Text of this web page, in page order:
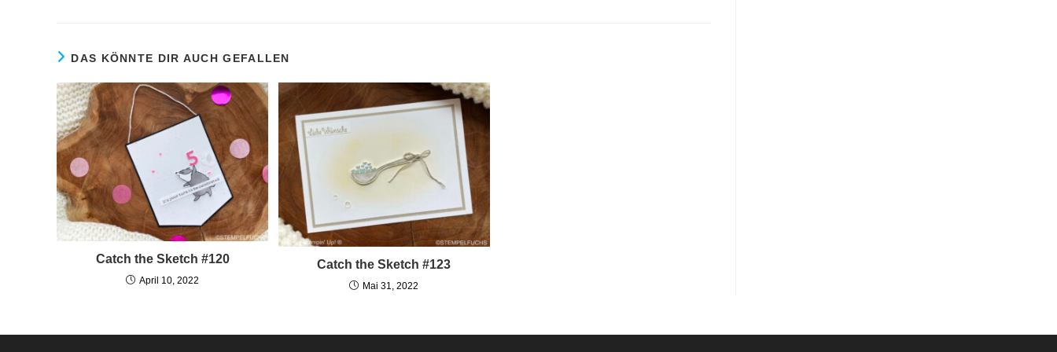
DAS KÖNNTE DIR AUCH GEFALLEN
Catch the Sketch #120
April 10, 2022
Catch the Sketch #123
Mai 31, 2022